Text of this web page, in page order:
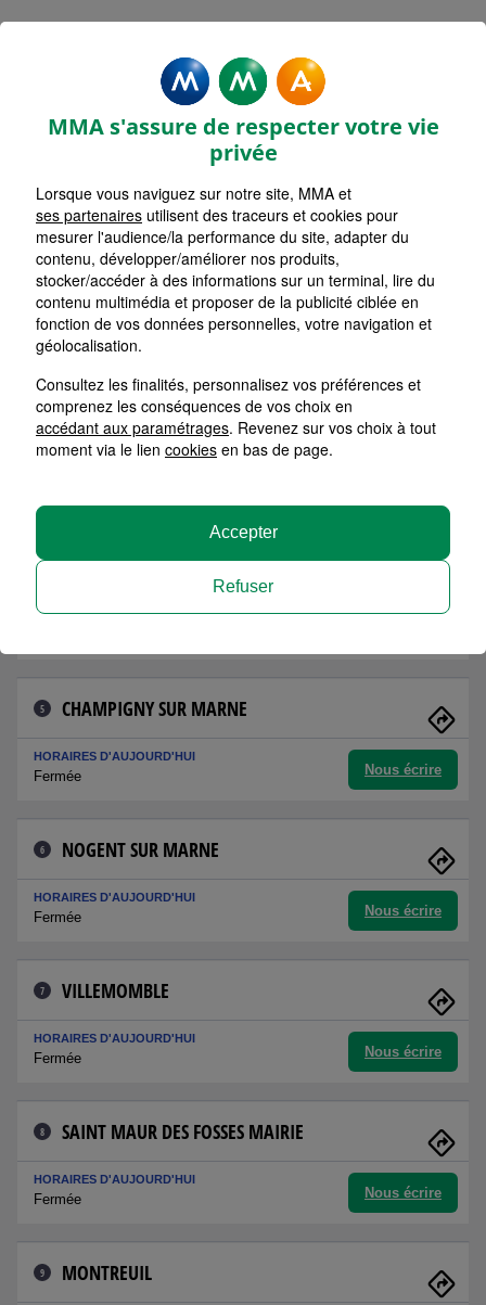
Rechercher une agence par code postal ou ville
Commencez à taper pour voir les suggestions de
Aucune suggestion disponible
LISTE AGENCES
VILLIERS SUR MARNE
HORAIRES D'AUJOURD'HUI
Fermée
2 CHELLES
HORAIRES D'AUJOURD'HUI
Fermée
3 NEUILLY PLAISANCE
LE PERREUX SUR MARNE
HORAIRES D'AUJOURD'HUI
5 CHAMPIGNY SUR MARNE
HORAIRES D'AUJOURD'HUI
Fermée Nous écrire
6 NOGENT SUR MARNE
HORAIRES D'AUJOURD'HUI
Fermée Nous écrire
7 VILLEMOMBLE
HORAIRES D'AUJOURD'HUI
Fermée Nous écrire
8 SAINT MAUR DES FOSSES MAIRIE
HORAIRES D'AUJOURD'HUI
Fermée Nous écrire
9 MONTREUIL
MMA s'assure de respecter votre vie
privée
Lorsque vous naviguez sur notre site, MMA et
ses partenaires utilisent des traceurs et cookies pour
mesurer l'audience/la performance du site, adapter du
contenu, développer/améliorer nos produits,
stocker/accéder à des informations sur un terminal, lire du
contenu multimédia et proposer de la publicité ciblée en
fonction de vos données personnelles, votre navigation et
géolocalisation.
Consultez les finalités, personnalisez vos préférences et
comprenez les conséquences de vos choix en
accédant aux paramétrages. Revenez sur vos choix à tout
moment via le lien cookies en bas de page.
Refuser
Accepter